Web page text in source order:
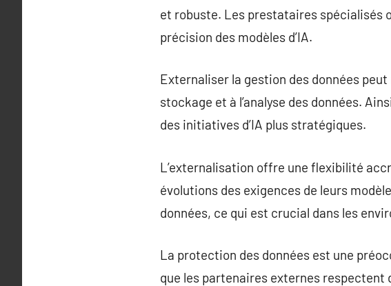
et robuste. Les prestataires spécialisés
précision des modèles d’IA.
Externaliser la gestion des données
stockage et à l’analyse des données.
des initiatives d’IA plus stratégiques.
L’externalisation offre une flexibilité
évolutions des exigences de leurs
données, ce qui est crucial dans les
La protection des données est une
que les partenaires externes